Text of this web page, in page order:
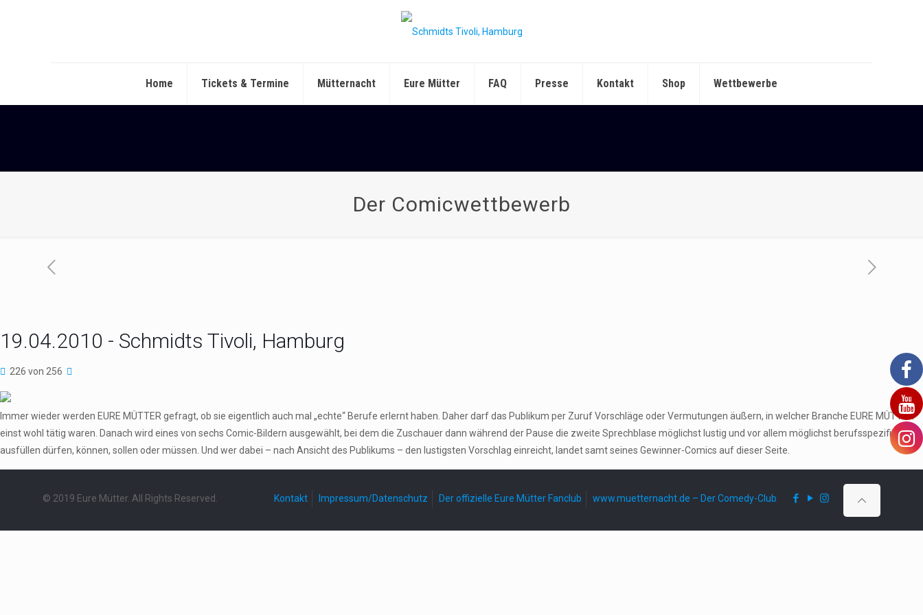
Home Tickets & Termine Mütternacht Eure Mütter FAQ Presse Kontakt Shop Wettbewerbe
Der Comicwettbewerb
19.04.2010 - Schmidts Tivoli, Hamburg
226 von 256
Immer wieder werden EURE MÜTTER gefragt, ob sie eigentlich auch mal „echte“ Berufe erlernt haben. Daher darf das Publikum per Zuruf Vorschläge oder Vermutungen äußern, in welcher Branche EURE MÜTTER
einst wohl tätig waren. Danach wird eines von sechs Comic-Bildern ausgewählt, bei dem die Zuschauer dann während der Pause die zweite Sprechblase möglichst lustig und vor allem möglichst berufsspezifisch
ausfüllen dürfen, können, sollen oder müssen. Und wer dabei – nach Ansicht des Publikums – den lustigsten Vorschlag einreicht, landet samt seines Gewinner-Comics auf dieser Seite.
© 2019 Eure Mütter. All Rights Reserved. Kontakt Impressum/Datenschutz Der offizielle Eure Mütter Fanclub www.muetternacht.de – Der Comedy-Club